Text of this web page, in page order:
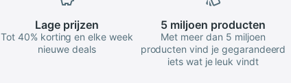
Lage prijzen
Tot 40% korting en elke week
nieuwe deals
5 miljoen producten
Met meer dan 5 miljoen
producten vind je gegarandeerd
iets wat je leuk vindt